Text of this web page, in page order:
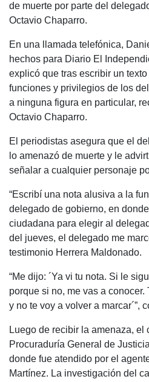
de muerte por parte del
Octavio Chaparro.
En una llamada telefónica,
hechos para Diario El
explicó que tras escribir un
funciones y privilegios de los
a ninguna figura en particular,
Octavio Chaparro.
El periodistas asegura que el
lo amenazó de muerte y le
señalar a cualquier personaje
“Escribí una nota alusiva a la
delegado de gobierno, en
ciudadana para elegir al
del jueves, el delegado me
testimonio Herrera Maldonado.
“Me dijo: ´Ya vi tu nota. Si le
porque si no, me vas a
y no te voy a volver a marcar´”,
Luego de recibir la amenaza,
Procuraduría General de
donde fue atendido por el
Martínez. La investigación del